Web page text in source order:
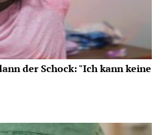
der Schock: "Ich kann keine